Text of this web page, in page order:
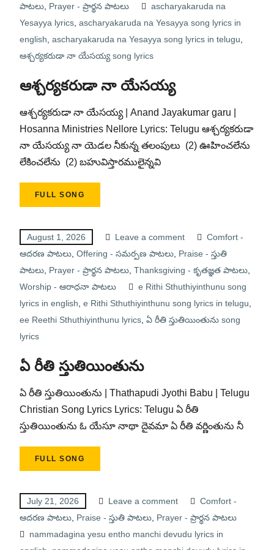
పాటలు, Prayer - ప్రార్థన పాటలు
ascharyakaruda na
Yesayya lyrics, ascharyakaruda na Yesayya song lyrics in
english ascharyakaruda na Yesayya song lyrics in telugu
ఆశ్చర్యకరుడా నా యేసయ్య song lyrics
ఆశ్చర్యకరుడా నా యేసయ్య
ఆశ్చర్యకరుడా నా యేసయ్య | Anand Jayakumar garu |
Hosanna Ministries Nellore Lyrics: Telugu ఆశ్చర్యకరుడా
నా యేసయ్య నా యెడల నీకున్న తలంపులు (2) ఊహించలేను
లేకించలేను (2) బహువిస్తారములైన్నవి
FULL SONG
August 1, 2026 Leave a comment
Comfort -
ఆదరణ పాటలు, Offering - సమర్పణ పాటలు, Praise - స్తుతి
పాటలు, Prayer - ప్రార్థన పాటలు, Thanksgiving - కృతజ్ఞత పాటలు,
Worship - ఆరాధనా పాటలు
e Rithi Sthuthiyinthunu song
lyrics in english e Rithi Sthuthiyinthunu song lyrics in telugu
ee Reethi Sthuthiyinthunu lyrics, ఏ రీతి స్తుతియింతును song
lyrics
ఏ రీతి స్తుతియింతును
ఏ రీతి స్తుతియింతును | Thathapudi Jyothi Babu | Telugu
Christian Song Lyrics Lyrics: Telugu ఏ రీతి
స్తుతియింతును ఓ యేసూ నాథా దైవమా ఏ రీతి వర్ణింతును నీ
FULL SONG
July 21, 2026 Leave a comment
Comfort -
ఆదరణ పాటలు, Praise - స్తుతి పాటలు, Prayer - ప్రార్థన పాటలు
nammadagina yesu entho manchi devudu lyrics in